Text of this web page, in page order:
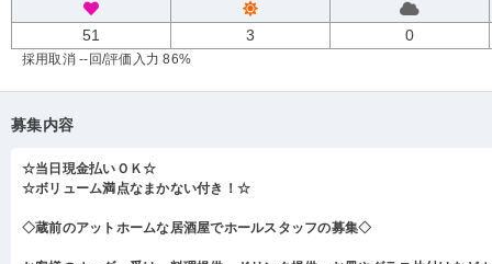
51 3 0
採用取消 --回/評価入力 86%
募集内容
☆当日現金払いＯＫ☆
☆ボリューム満点なまかない付き！☆
◇蔵前のアットホームな居酒屋でホールスタッフの募集◇